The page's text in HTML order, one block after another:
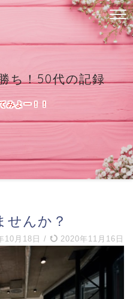
ち！50代の記録
みよー！！
せんか？
10月18日 / 2020年11月16日